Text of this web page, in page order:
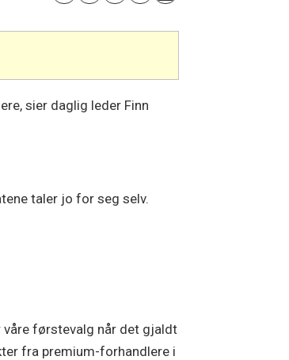
sier daglig leder Finn
taler jo for seg selv.
våre førstevalg når det gjaldt
fra premium-forhandlere i